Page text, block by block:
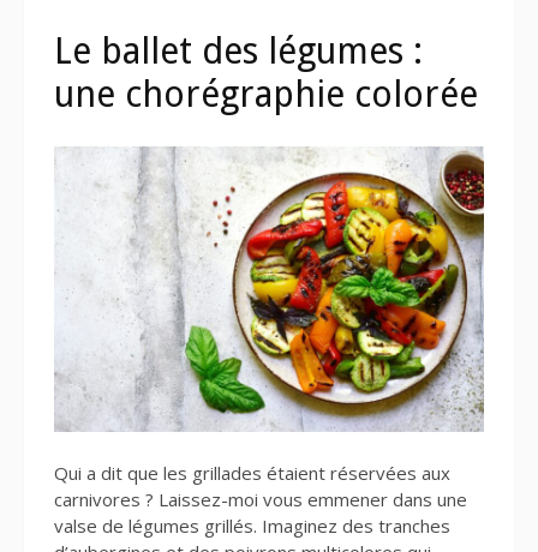
Le ballet des légumes :
une chorégraphie colorée
Qui a dit que les grillades étaient réservées aux
carnivores ? Laissez-moi vous emmener dans une
valse de légumes grillés. Imaginez des tranches